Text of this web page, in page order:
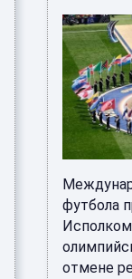
футбола
отмене